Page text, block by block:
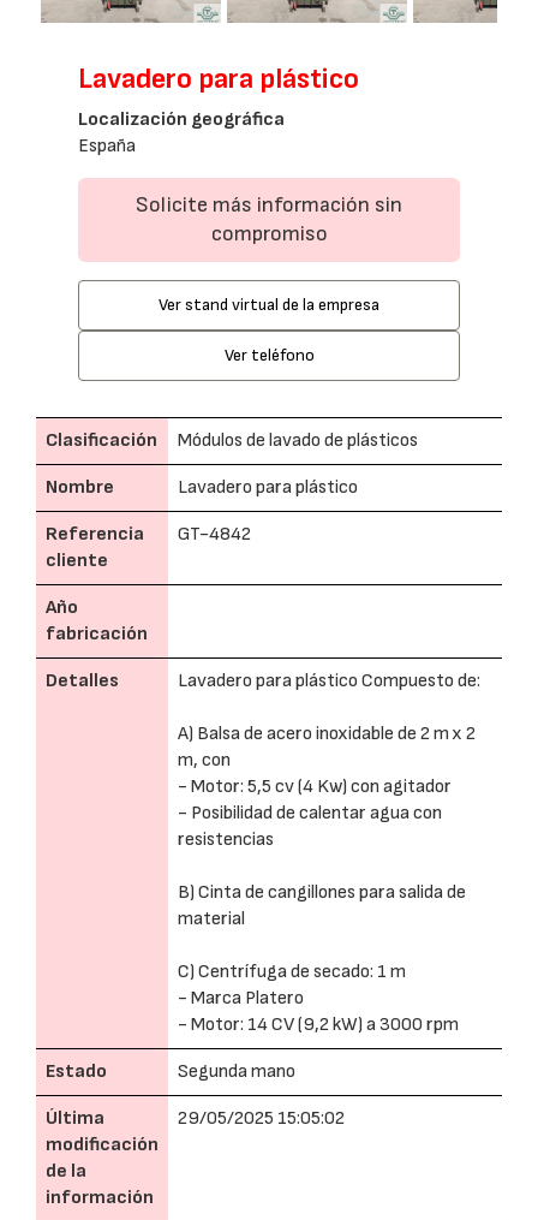
Next
Lavadero para plástico
Localización geográfica
España
Solicite más información sin
compromiso
Ver stand virtual de la empresa
Ver teléfono
Clasificación Módulos de lavado de plásticos
Nombre Lavadero para plástico
Referencia
cliente
GT-4842
Año
fabricación
Detalles Lavadero para plástico Compuesto de:
A) Balsa de acero inoxidable de 2 m x 2
m, con
- Motor: 5,5 cv (4 Kw) con agitador
- Posibilidad de calentar agua con
resistencias
B) Cinta de cangillones para salida de
material
C) Centrífuga de secado: 1 m
- Marca Platero
- Motor: 14 CV (9,2 kW) a 3000 rpm
Estado Segunda mano
Última
modificación
de la
información
29/05/2025 15:05:02